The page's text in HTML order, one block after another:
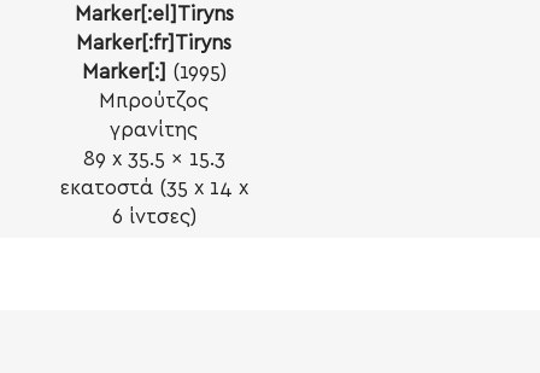
Marker[:el]Tiryns
Marker[:fr]Tiryns
Marker[:] (1995)
Μπρούτζος
γρανίτης
89 x 35.5 x 15.3
εκατοστά (35 x 14 x
6 ίντσες)